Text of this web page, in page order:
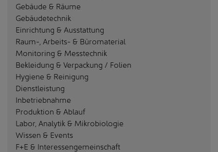
Gebäude & Räume
Gebäudetechnik
Einrichtung & Ausstattung
Raum-, Arbeits- & Büromaterial
Monitoring & Messtechnik
Bekleidung & Verpackung / Folien
Hygiene & Reinigung
Dienstleistung
Inbetriebnahme
Produktion & Ablauf
Labor, Analytik & Mikrobiologie
Wissen & Events
F+E & Interessengemeinschaft